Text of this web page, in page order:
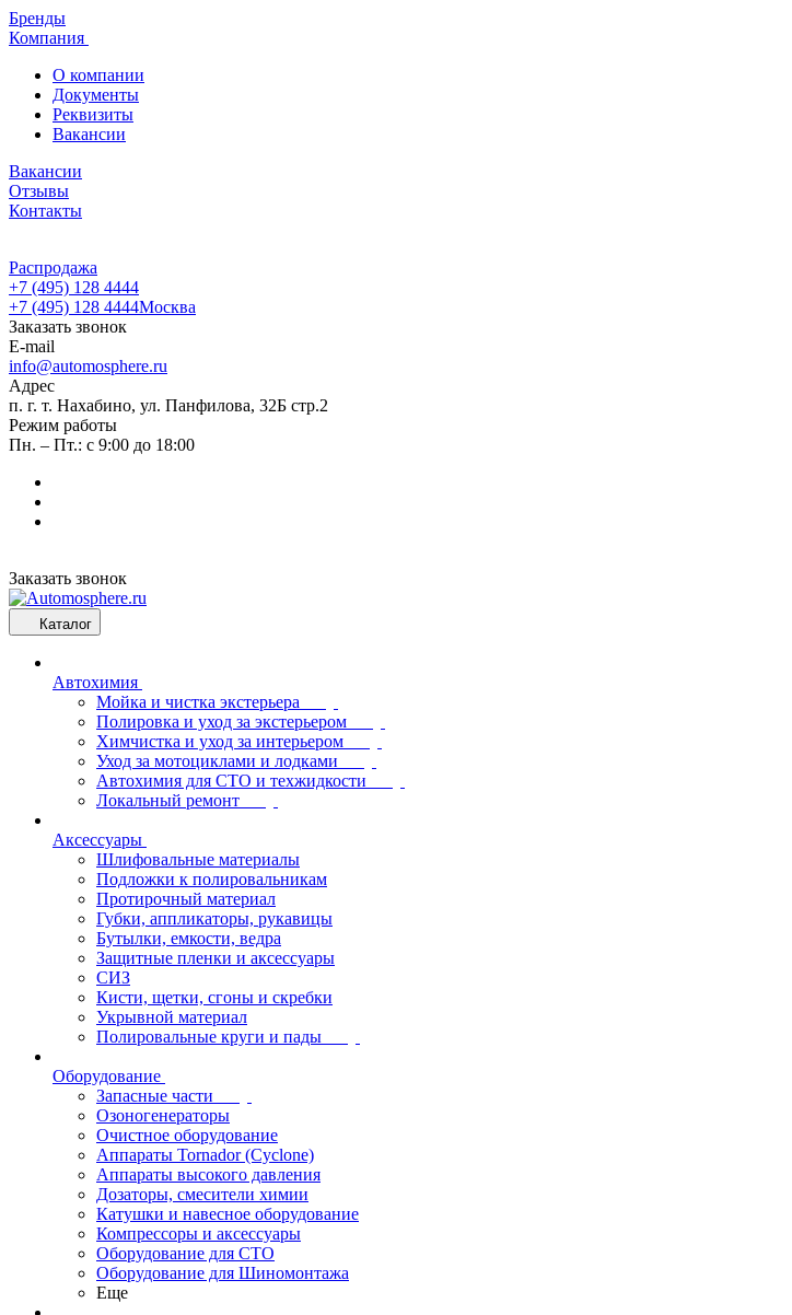
Бренды
Компания
О компании
Документы
Реквизиты
Вакансии
Вакансии
Отзывы
Контакты
Распродажа
+7 (495) 128 4444
+7 (495) 128 4444Москва
Заказать звонок
E-mail
info@automosphere.ru
Адрес
п. г. т. Нахабино, ул. Панфилова, 32Б стр.2
Режим работы
Пн. – Пт.: с 9:00 до 18:00
Заказать звонок
Каталог
Автохимия
Мойка и чистка экстерьера
Полировка и уход за экстерьером
Химчистка и уход за интерьером
Уход за мотоциклами и лодками
Автохимия для СТО и техжидкости
Локальный ремонт
Аксессуары
Шлифовальные материалы
Подложки к полировальникам
Протирочный материал
Губки, аппликаторы, рукавицы
Бутылки, емкости, ведра
Защитные пленки и аксессуары
СИЗ
Кисти, щетки, сгоны и скребки
Укрывной материал
Полировальные круги и пады
Оборудование
Запасные части
Озоногенераторы
Очистное оборудование
Аппараты Tornador (Cyclone)
Аппараты высокого давления
Дозаторы, смесители химии
Катушки и навесное оборудование
Компрессоры и аксессуары
Оборудование для СТО
Оборудование для Шиномонтажа
Еще